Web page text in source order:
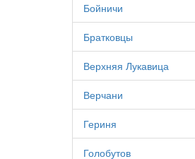
Бойничи
Братковцы
Верхняя Лукавица
Верчани
Гериня
Голобутов